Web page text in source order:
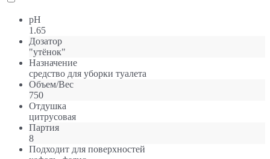
pH
1.65
Дозатор
"утёнок"
Назначение
средство для уборки туалета
Объем/Вес
750
Отдушка
цитрусовая
Партия
8
Подходит для поверхностей